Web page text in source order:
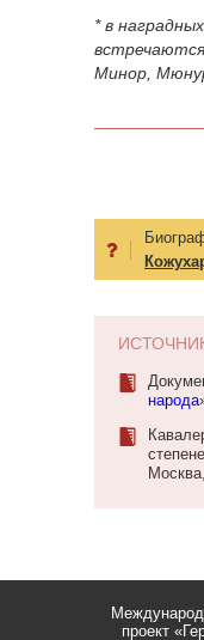
* в
Минор,
народа
проект